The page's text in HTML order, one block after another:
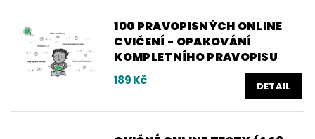
100 PRAVOPISNÝCH ONLINE
CVIČENÍ - OPAKOVÁNÍ
KOMPLETNÍHO PRAVOPISU
189 Kč DETAIL